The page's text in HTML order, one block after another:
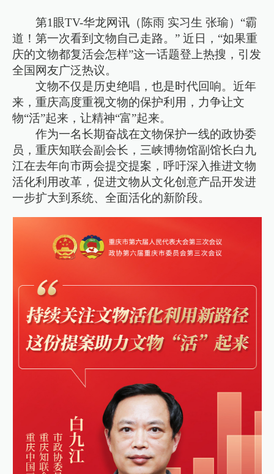
第1眼TV-华龙网讯（陈雨 实习生 张瑜）“霸
道！第一次看到文物自己走路。” 近日，“如果重
庆的文物都复活会怎样”这一话题登上热搜，引发
全国网友广泛热议。
文物不仅是历史绝唱，也是时代回响。近年
来，重庆高度重视文物的保护利用，力争让文
物“活”起来，让精神“富”起来。
作为一名长期奋战在文物保护一线的政协委
员，重庆知联会副会长，三峡博物馆副馆长白九
江在去年向市两会提交提案，呼吁深入推进文物
活化利用改革，促进文物从文化创意产品开发进
一步扩大到系统、全面活化的新阶段。